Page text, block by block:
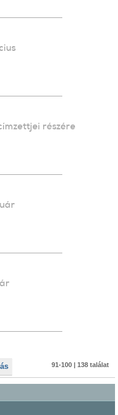
részére
91-100 | 138 találat